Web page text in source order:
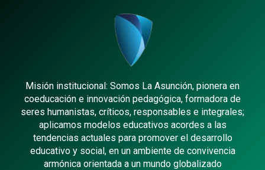
Misión institucional: Somos La Asunción, pionera en
coeducación e innovación pedagógica, formadora de
seres humanistas, críticos, responsables e integrales;
aplicamos modelos educativos acordes a las
tendencias actuales para promover el desarrollo
educativo y social, en un ambiente de convivencia
armónica orientada a un mundo globalizado